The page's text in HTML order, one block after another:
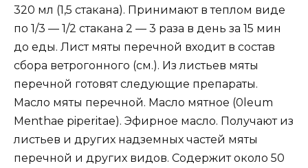
320 мл (1,5 стакана). Принимают в теплом виде
по 1/3 — 1/2 стакана 2 — 3 раза в день за 15 мин
до еды. Лист мяты перечной входит в состав
сбора ветрогонного (см.). Из листьев мяты
перечной готовят следующие препараты.
Масло мяты перечной. Масло мятное (0leum
Меnthае рiреritае). Эфирное масло. Получают из
листьев и других надземных частей мяты
перечной и других видов. Содержит около 50